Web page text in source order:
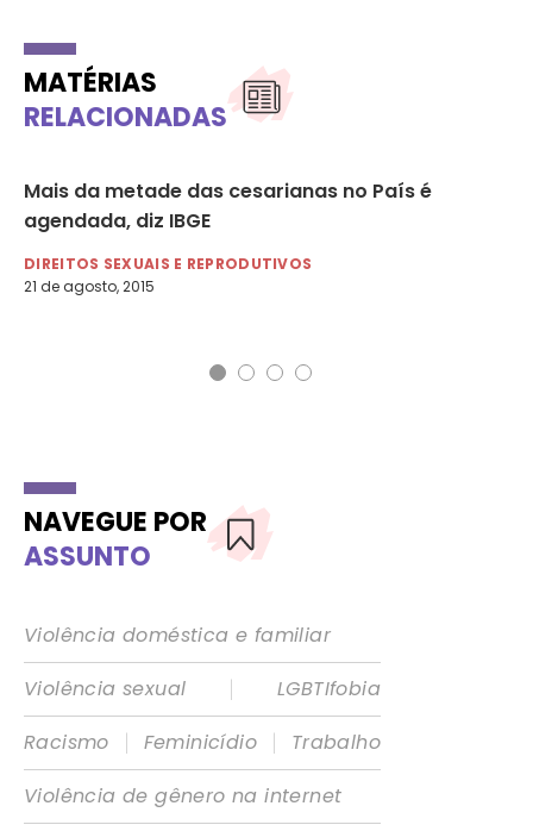
MATÉRIAS
RELACIONADAS
Mais da metade das cesarianas no País é
agendada, diz IBGE
DIREITOS SEXUAIS E REPRODUTIVOS
21 de agosto, 2015
NAVEGUE POR
ASSUNTO
Violência doméstica e familiar
Violência sexual
|
LGBTIfobia
Racismo
| Feminicídio |
Trabalho
Violência de gênero na internet